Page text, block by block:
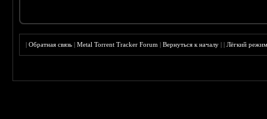
|Обратная связь |Metal Torrent Tracker Forum |Вернуться к началу ||Лёгкий